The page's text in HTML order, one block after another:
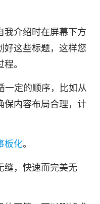
我介绍时在屏幕下方
好这些标题，这样您
。
一定的顺序，比如从
保内容布局合理，计
板化。
缝，快速而完美无